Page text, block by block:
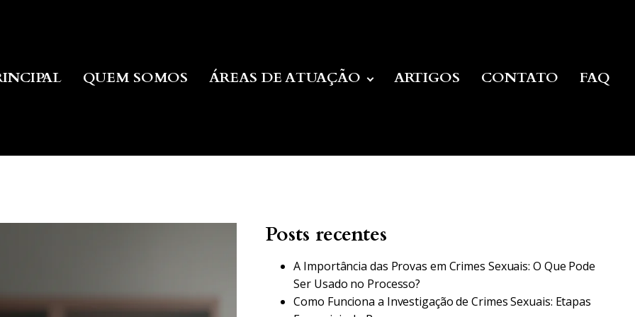
QUEM SOMOS ÁREAS DE ATUAÇÃO ARTIGOS CONTATO FAQ
Posts recentes
A Importância das Provas em Crimes Sexuais: O Que Pode
Ser Usado no Processo?
Como Funciona a Investigação de Crimes Sexuais: Etapas